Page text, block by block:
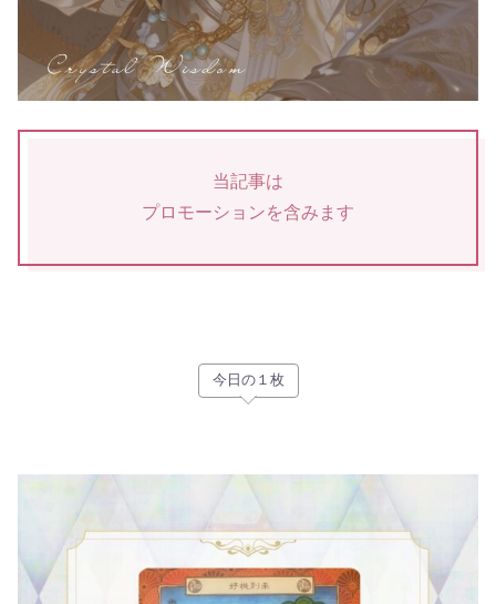
当記事は
プロモーションを含みます
今日の１枚